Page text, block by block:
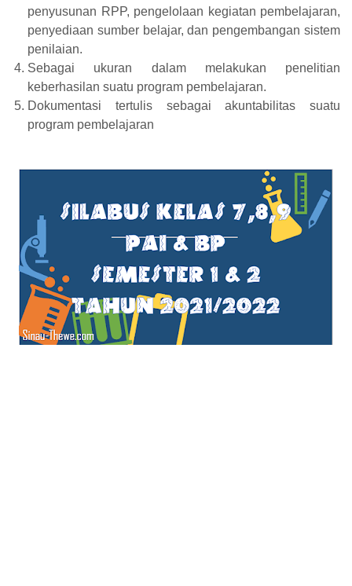
penyusunan RPP, pengelolaan kegiatan pembelajaran,
penyediaan sumber belajar, dan pengembangan sistem
penilaian.
Sebagai ukuran dalam melakukan penelitian
keberhasilan suatu program pembelajaran.
Dokumentasi tertulis sebagai akuntabilitas suatu
program pembelajaran